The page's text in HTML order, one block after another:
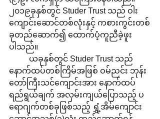
၂၀၁၉ခုနှစ်တွင် Studer Trust သည် ဝါး
ကျောင်းဆောင်တစ်လုံးနှင့် ကစားကွင်းတစ်
ခုတည်ဆောက်၍ ထောက်ပံ့ကူညီခဲ့ဖူး
ပါသည်။
နောက်ထပ်တစ်ကြိမ်အဖြစ် ဝမ်ညင်း ဘုန်း
တော်ကြီးသင်ကျောင်းအား နောက်ထပ်
ရည်ရွယ်ချက် အလှမ်းကျယ်ပြောသည့် ပ
ရောဂျက်တစ်ခုဖြစ်သည့် ရွှံ့အိမ်ကျောင်း